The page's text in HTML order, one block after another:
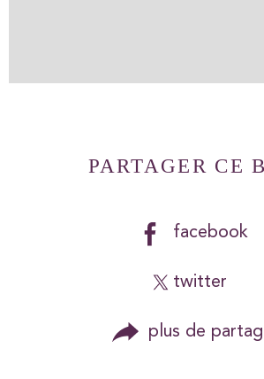
PARTAGER CE
facebook
twitter
plus de